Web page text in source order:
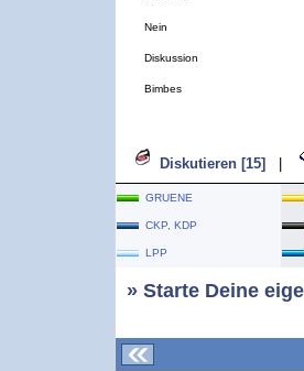
Nein
Diskussion
Bimbes
Diskutieren [15]
GRUENE
CKP, KDP
LPP
» Starte Deine